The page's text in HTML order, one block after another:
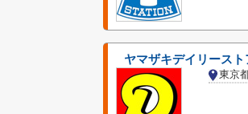
ヤマザキデイリース
東京